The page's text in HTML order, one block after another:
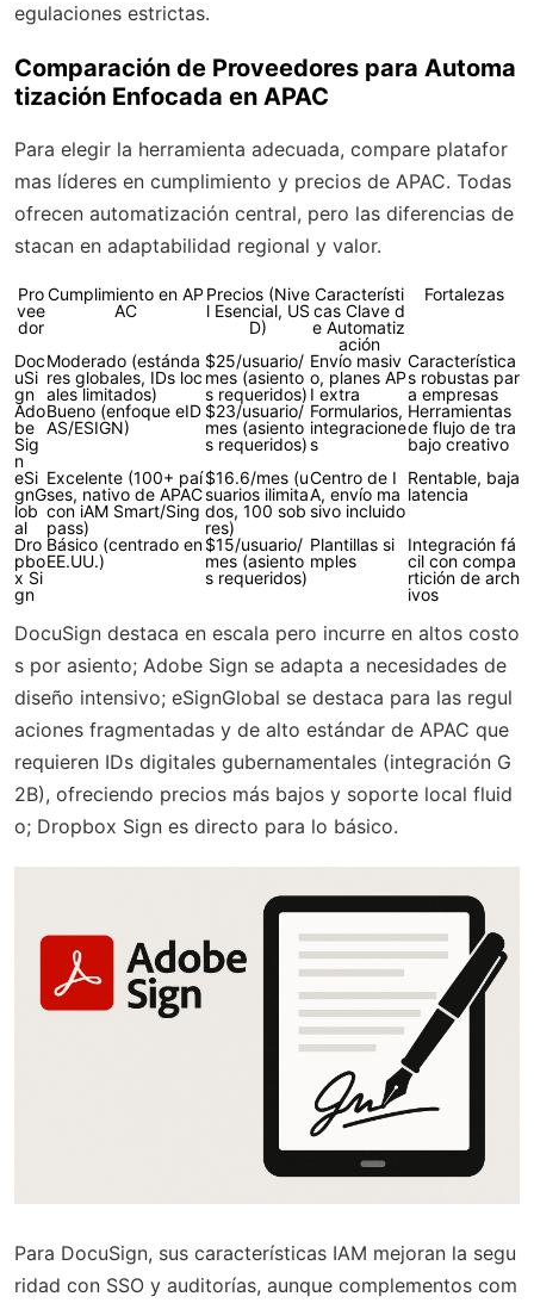
egulaciones estrictas.
Comparación de Proveedores para Automa
tización Enfocada en APAC
Para elegir la herramienta adecuada, compare platafor
mas líderes en cumplimiento y precios de APAC. Todas
ofrecen automatización central, pero las diferencias de
stacan en adaptabilidad regional y valor.
Pro
vee
dor
Cumplimiento en AP
AC
Precios (Nive
l Esencial, US
D)
Característi
cas Clave d
e Automatiz
ación
Fortalezas
Doc
uSi
gn
Moderado (estánda
res globales, IDs loc
ales limitados)
$25/usuario/
mes (asiento
s requeridos)
Envío masiv
o, planes AP
I extra
Característica
s robustas par
a empresas
Ado
be
Sig
n
Bueno (enfoque eID
AS/ESIGN)
$23/usuario/
mes (asiento
s requeridos)
Formularios,
integracione
s
Herramientas
de flujo de tra
bajo creativo
eSi
gnG
lob
al
Excelente (100+ paí
ses, nativo de APAC
con iAM Smart/Sing
pass)
$16.6/mes (u
suarios ilimita
dos, 100 sob
res)
Centro de I
A, envío ma
sivo incluido
Rentable, baja
latencia
Dro
pbo
x Si
gn
Básico (centrado en
EE.UU.)
$15/usuario/
mes (asiento
s requeridos)
Plantillas si
mples
Integración fá
cil con compa
rtición de arch
ivos
DocuSign destaca en escala pero incurre en altos costo
s por asiento; Adobe Sign se adapta a necesidades de
diseño intensivo; eSignGlobal se destaca para las regul
aciones fragmentadas y de alto estándar de APAC que
requieren IDs digitales gubernamentales (integración G
2B), ofreciendo precios más bajos y soporte local fluid
o; Dropbox Sign es directo para lo básico.
Para DocuSign, sus características IAM mejoran la segu
ridad con SSO y auditorías, aunque complementos com